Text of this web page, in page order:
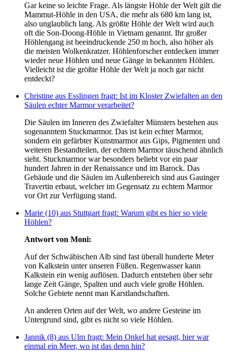
Gar keine so leichte Frage. Als längste Höhle der Welt gilt die
Mammut-Höhle in den USA, die mehr als 680 km lang ist,
also unglaublich lang. Als größte Höhle der Welt wird auch
oft die Son-Doong-Höhle in Vietnam genannt. Ihr großer
Höhlengang ist beeindruckende 250 m hoch, also höher als
die meisten Wolkenkratzer. Höhlenforscher entdecken immer
wieder neue Höhlen und neue Gänge in bekannten Höhlen.
Vielleicht ist die größte Höhle der Welt ja noch gar nicht
entdeckt?
Christine aus Esslingen fragt: Ist im Kloster Zwiefalten an den
Säulen echter Marmor verarbeitet?
Die Säulen im Inneren des Zwiefalter Münsters bestehen aus
sogenanntem Stuckmarmor. Das ist kein echter Marmor,
sondern ein gefärbter Kunstmarmor aus Gips, Pigmenten und
weiteren Bestandteilen, der echtem Marmor täuschend ähnlich
sieht. Stuckmarmor war besonders beliebt vor ein paar
hundert Jahren in der Renaissance und im Barock. Das
Gebäude und die Säulen im Außenbereich sind aus Gauinger
Travertin erbaut, welcher im Gegensatz zu echtem Marmor
vor Ort zur Verfügung stand.
Marie (10) aus Stuttgart fragt: Warum gibt es hier so viele
Höhlen?
Antwort von Moni:
Auf der Schwäbischen Alb sind fast überall hunderte Meter
von Kalkstein unter unseren Füßen. Regenwasser kann
Kalkstein ein wenig auflösen. Dadurch entstehen über sehr
lange Zeit Gänge, Spalten und auch viele große Höhlen.
Solche Gebiete nennt man Karstlandschaften.
An anderen Orten auf der Welt, wo andere Gesteine im
Untergrund sind, gibt es nicht so viele Höhlen.
Jannik (8) aus Ulm fragt: Mein Onkel hat gesagt, hier war
einmal ein Meer, wo ist das denn hin?